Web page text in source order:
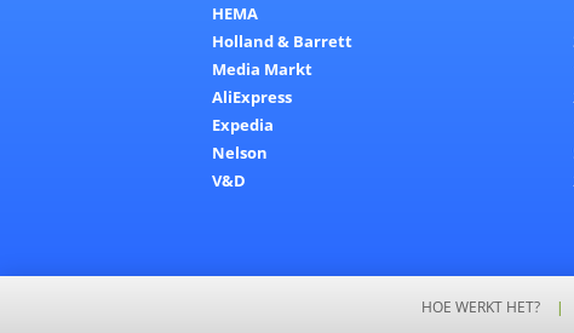
HEMA
Holland & Barrett
Media Markt
AliExpress
Expedia
Nelson
V&D
HOE WERKT HET? |